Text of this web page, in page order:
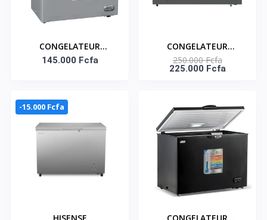
CONGELATEUR
HORIZONTAL 235
145.000 Fcfa
CONGELATEUR
HORIZONTAL UNE
PORTE ECO ENERGIE -
250.000 Fcfa
225.000 Fcfa
-15.000 Fcfa